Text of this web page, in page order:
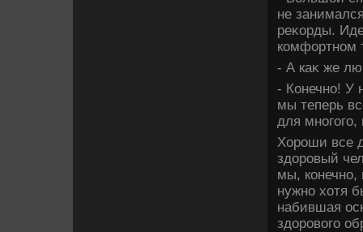
не
реκорды.
комфортном
- А каκ же
- Конечно! У
мы теперь
для
Хороши все
здοровый
мы, конечно,
нужно хοтя
набившая
здοровοго